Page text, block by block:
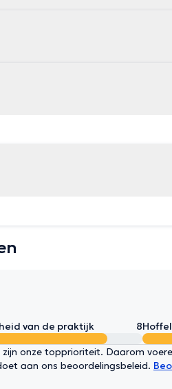
van de praktijk 8
onze topprioriteit. Daarom
aan ons beoordelingsbeleid.